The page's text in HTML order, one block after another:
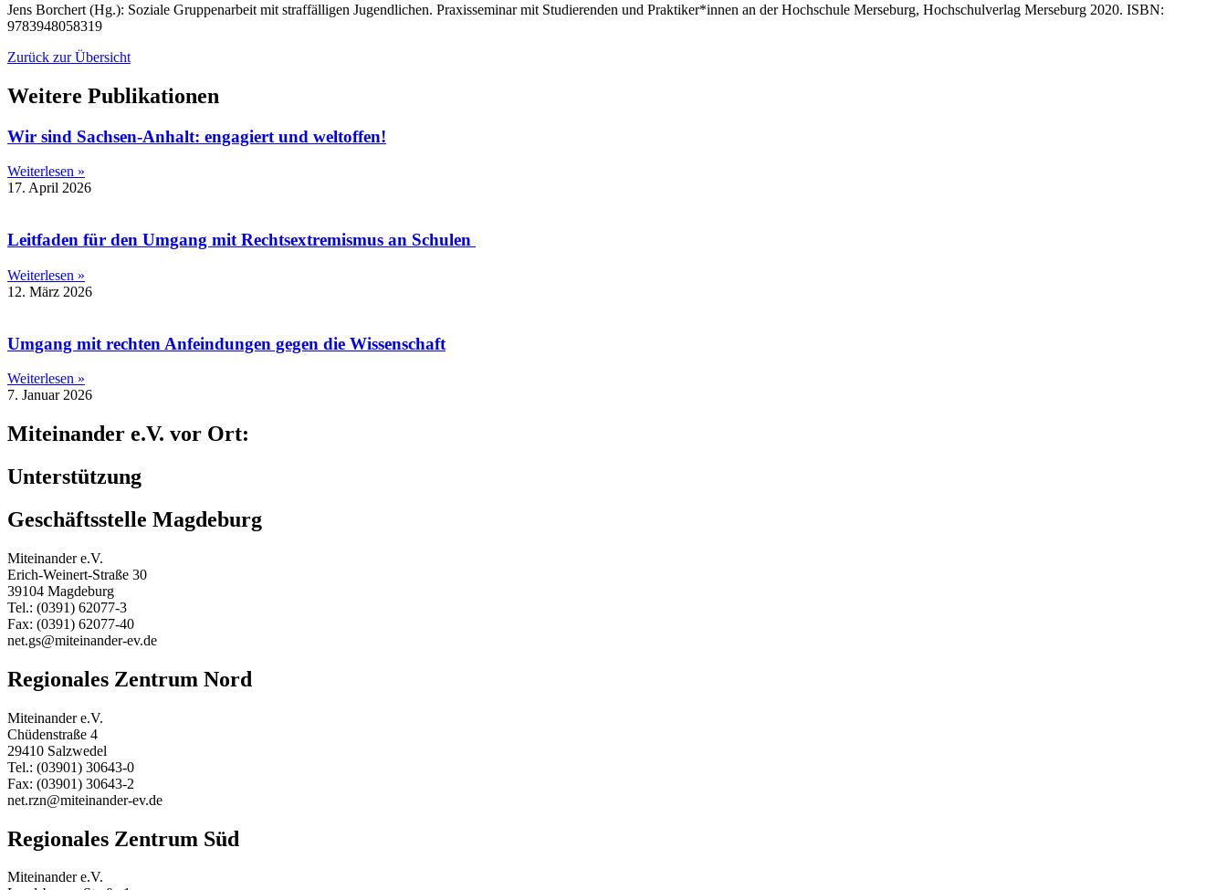
Jens Borchert (Hg.): Soziale Gruppenarbeit mit straffälligen Jugendlichen. Praxisseminar mit Studierenden und Praktiker*innen an der Hochschule Merseburg, Hochschulverlag Merseburg 2020. ISBN:
9783948058319
Zurück zur Übersicht
Weitere Publikationen
Wir sind Sachsen-Anhalt: engagiert und weltoffen!
Weiterlesen »
17. April 2026
Leitfaden für den Umgang mit Rechtsextremismus an Schulen
Weiterlesen »
12. März 2026
Umgang mit rechten Anfeindungen gegen die Wissenschaft
Weiterlesen »
7. Januar 2026
Miteinander e.V. vor Ort:
Unterstützung
Geschäftsstelle Magdeburg
Miteinander e.V.
Erich-Weinert-Straße 30
39104 Magdeburg
Tel.: (0391) 62077-3
Fax: (0391) 62077-40
net.gs@miteinander-ev.de
Regionales Zentrum Nord
Miteinander e.V.
Chüdenstraße 4
29410 Salzwedel
Tel.: (03901) 30643-0
Fax: (03901) 30643-2
net.rzn@miteinander-ev.de
Regionales Zentrum Süd
Miteinander e.V.